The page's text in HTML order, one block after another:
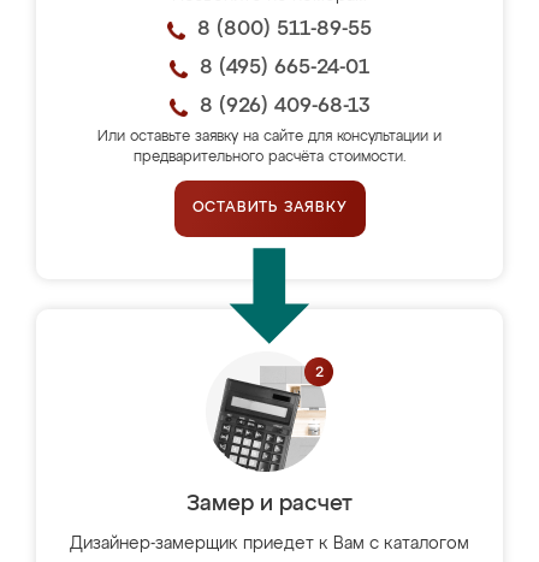
8 (800) 511-89-55
8 (495) 665-24-01
8 (926) 409-68-13
Или оставьте заявку на сайте для консультации и
предварительного расчёта стоимости.
ОСТАВИТЬ ЗАЯВКУ
Замер и расчет
Дизайнер-замерщик приедет к Вам с каталогом